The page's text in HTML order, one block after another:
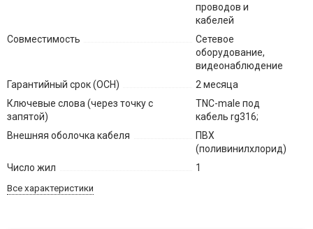
проводов и
кабелей
Совместимость
Сетевое
оборудование,
видеонаблюдение
Гарантийный срок (ОСН)
2 месяца
Ключевые слова (через точку с
запятой)
TNC-male под
кабель rg316;
Внешняя оболочка кабеля
ПВХ
(поливинилхлорид)
Число жил
1
Все характеристики